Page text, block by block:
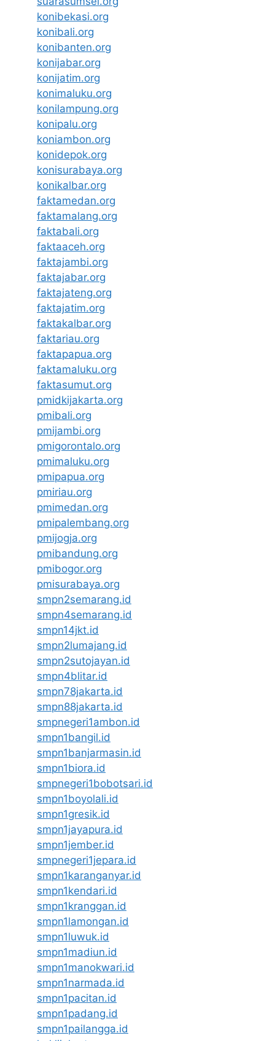
konibekasi.org
konibali.org
konibanten.org
konijabar.org
konijatim.org
konimaluku.org
konilampung.org
konipalu.org
koniambon.org
konidepok.org
konisurabaya.org
konikalbar.org
faktamedan.org
faktamalang.org
faktabali.org
faktaaceh.org
faktajambi.org
faktajabar.org
faktajateng.org
faktajatim.org
faktakalbar.org
faktariau.org
faktapapua.org
faktamaluku.org
faktasumut.org
pmidkijakarta.org
pmibali.org
pmijambi.org
pmigorontalo.org
pmimaluku.org
pmipapua.org
pmiriau.org
pmimedan.org
pmipalembang.org
pmijogja.org
pmibandung.org
pmibogor.org
pmisurabaya.org
smpn2semarang.id
smpn4semarang.id
smpn14jkt.id
smpn2lumajang.id
smpn2sutojayan.id
smpn4blitar.id
smpn78jakarta.id
smpn88jakarta.id
smpnegeri1ambon.id
smpn1bangil.id
smpn1banjarmasin.id
smpn1biora.id
smpnegeri1bobotsari.id
smpn1boyolali.id
smpn1gresik.id
smpn1jayapura.id
smpn1jember.id
smpnegeri1jepara.id
smpn1karanganyar.id
smpn1kendari.id
smpn1kranggan.id
smpn1lamongan.id
smpn1luwuk.id
smpn1madiun.id
smpn1manokwari.id
smpn1narmada.id
smpn1pacitan.id
smpn1padang.id
smpn1pailangga.id